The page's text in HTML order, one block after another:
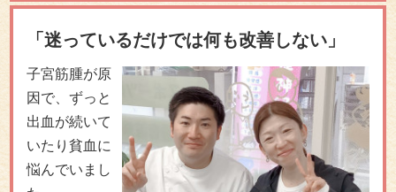
「迷っているだけでは何も改善しない」
子宮筋腫が原
因で、ずっと
出血が続いて
いたり貧血に
悩んでいまし